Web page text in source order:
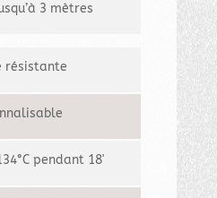
3 mètres
résistante
pendant 18'